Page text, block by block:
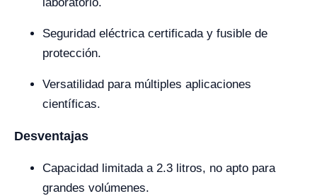
Seguridad eléctrica certificada y fusible de
protección.
Versatilidad para múltiples aplicaciones
científicas.
Desventajas
Capacidad limitada a 2.3 litros, no apto para
grandes volúmenes.